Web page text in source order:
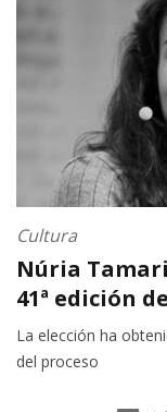
Cultura
Núria
41ª edición
La elección ha
del proceso